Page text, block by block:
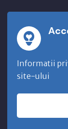
Informatii
site-ului